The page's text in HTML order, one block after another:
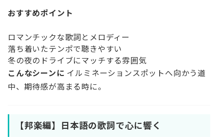
おすすめポイント
ロマンチックな歌詞とメロディー
落ち着いたテンポで聴きやすい
冬の夜のドライブにマッチする雰囲気
こんなシーンに イルミネーションスポットへ向かう道
中、期待感が高まる時に。
【邦楽編】日本語の歌詞で心に響く